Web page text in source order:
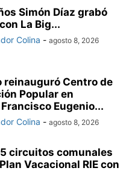
Simón Díaz grabó
La Big...
Colina - agosto 8, 2026
reinauguró Centro de
Popular en
Eugenio...
Colina - agosto 8, 2026
circuitos comunales
Vacacional RIE con